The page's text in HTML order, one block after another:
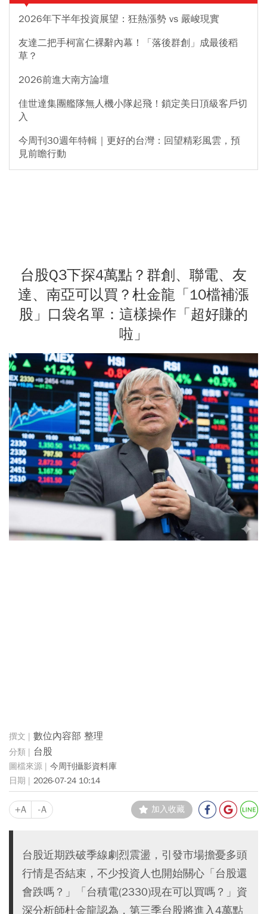
2026年下半年投資展望：狂熱漲勢 vs 嚴峻現實
友達二把手柯富仁裸辭內幕！「落後群創」成最後稻
草？
2026前進大南方論壇
佳世達集團艦隊無人機小隊起飛！鎖定美日頂級客戶切
入
今周刊30週年特輯｜更好的台灣：回望精彩風雲，預
見前瞻行動
台股Q3下探4萬點？群創、聯電、友
達、南亞可以買？杜金龍「10檔補漲
股」口袋名單：這樣操作「超好賺的
啦」
數位內容部 整理
台股
今周刊攝影資料庫
2026-07-24 10:14
+A -A 加入收藏
台股近期跌破季線劇烈震盪，引發市場擔憂多頭
行情是否結束，不少投資人也開始關心「台股還
會跌嗎？」「台積電(2330)現在可以買嗎？」資
深分析師杜金龍認為，第三季台股將進入4萬點